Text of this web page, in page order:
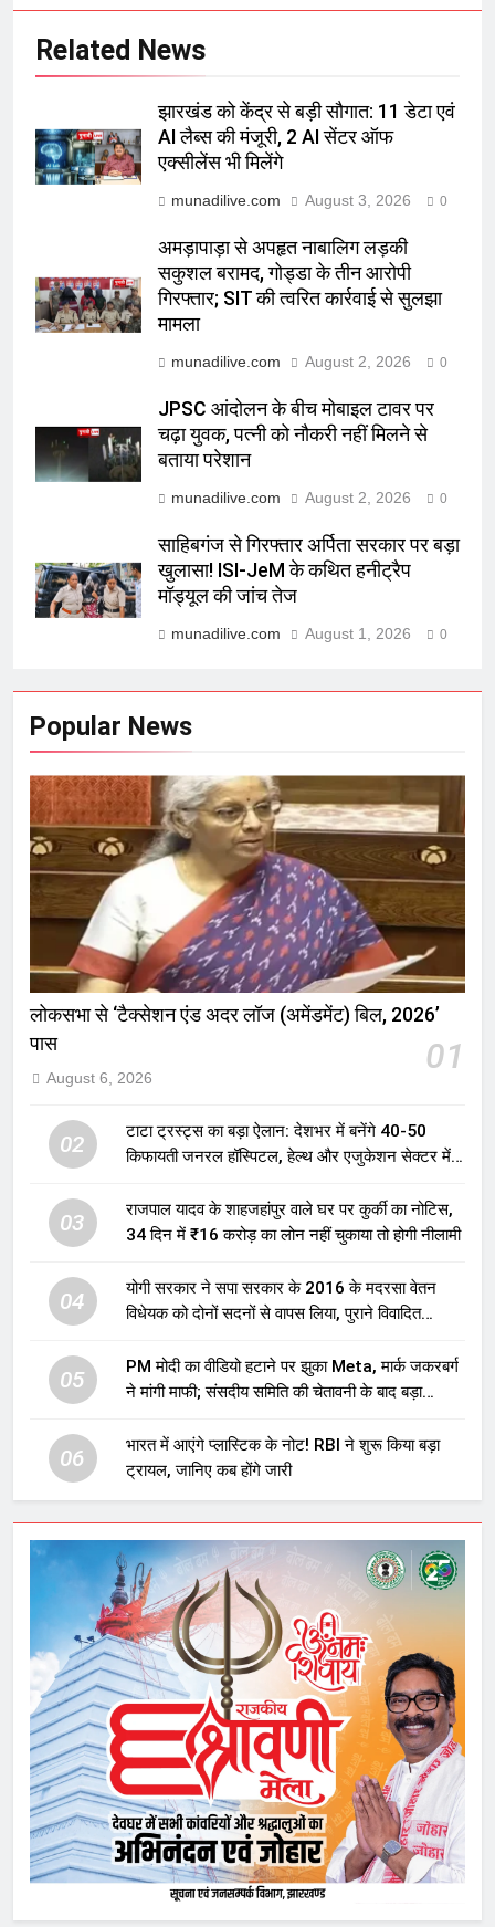
Related News
झारखंड को केंद्र से बड़ी सौगात: 11 डेटा एवं
AI लैब्स की मंजूरी, 2 AI सेंटर ऑफ
एक्सीलेंस भी मिलेंगे
munadilive.com August 3, 2026 0
अमड़ापाड़ा से अपहृत नाबालिग लड़की
सकुशल बरामद, गोड्डा के तीन आरोपी
गिरफ्तार; SIT की त्वरित कार्रवाई से सुलझा
मामला
munadilive.com August 2, 2026 0
JPSC आंदोलन के बीच मोबाइल टावर पर
चढ़ा युवक, पत्नी को नौकरी नहीं मिलने से
बताया परेशान
munadilive.com August 2, 2026 0
साहिबगंज से गिरफ्तार अर्पिता सरकार पर बड़ा
खुलासा! ISI-JeM के कथित हनीट्रैप
मॉड्यूल की जांच तेज
munadilive.com August 1, 2026 0
Popular News
लोकसभा से ‘टैक्सेशन एंड अदर लॉज (अमेंडमेंट) बिल, 2026’
पास
01
August 6, 2026
02
टाटा ट्रस्ट्स का बड़ा ऐलान: देशभर में बनेंगे 40-50
किफायती जनरल हॉस्पिटल, हेल्थ और एजुकेशन सेक्टर में
03
राजपाल यादव के शाहजहांपुर वाले घर पर कुर्की का नोटिस,
34 दिन में ₹16 करोड़ का लोन नहीं चुकाया तो होगी नीलामी
04
योगी सरकार ने सपा सरकार के 2016 के मदरसा वेतन
विधेयक को दोनों सदनों से वापस लिया, पुराने विवादित
05
PM मोदी का वीडियो हटाने पर झुका Meta, मार्क जकरबर्ग
ने मांगी माफी; संसदीय समिति की चेतावनी के बाद बड़ा
06
भारत में आएंगे प्लास्टिक के नोट! RBI ने शुरू किया बड़ा
ट्रायल, जानिए कब होंगे जारी